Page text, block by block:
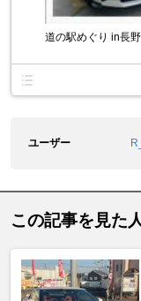
道の駅めぐり in長
ユーザー
この記事を見た